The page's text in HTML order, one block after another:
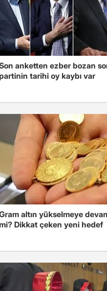
anketten ezber bozan
tarihi oy kaybı var
altın yükselmeye
Dikkat çeken yeni hedef